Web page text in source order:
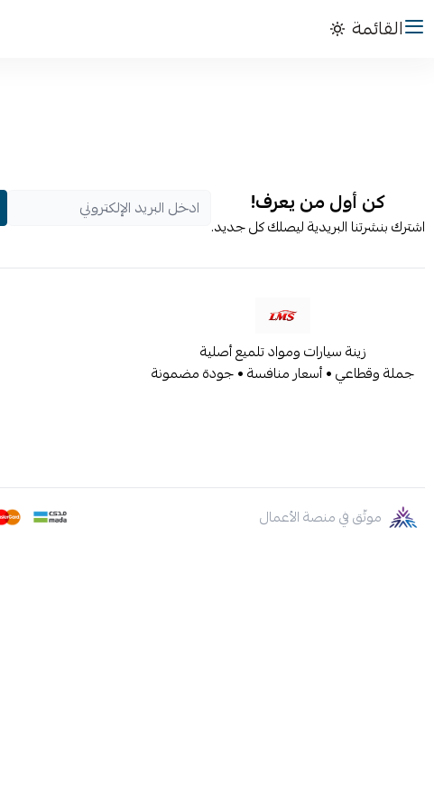
القائمة
كن أول من يعرف!
اشترك بنشرتنا البريدية ليصلك كل جديد.
زينة سيارات ومواد تلميع أصلية
جملة وقطاعي • أسعار منافسة • جودة مضمونة
موثّق في منصة الأعمال